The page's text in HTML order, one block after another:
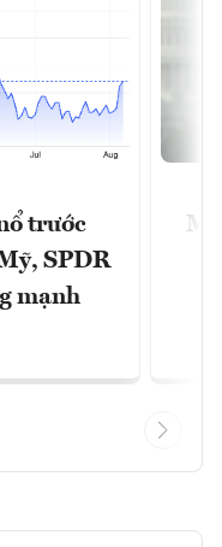
trước
SPDR
mạnh